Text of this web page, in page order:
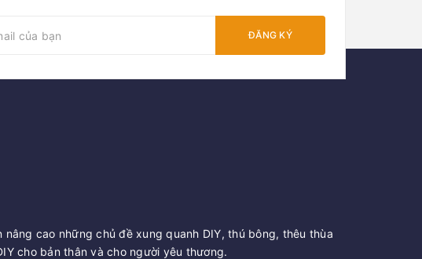
ĐĂNG KÝ
cao những chủ đề xung quanh DIY, thú bông, thêu thùa
cho bản thân và cho người yêu thương.